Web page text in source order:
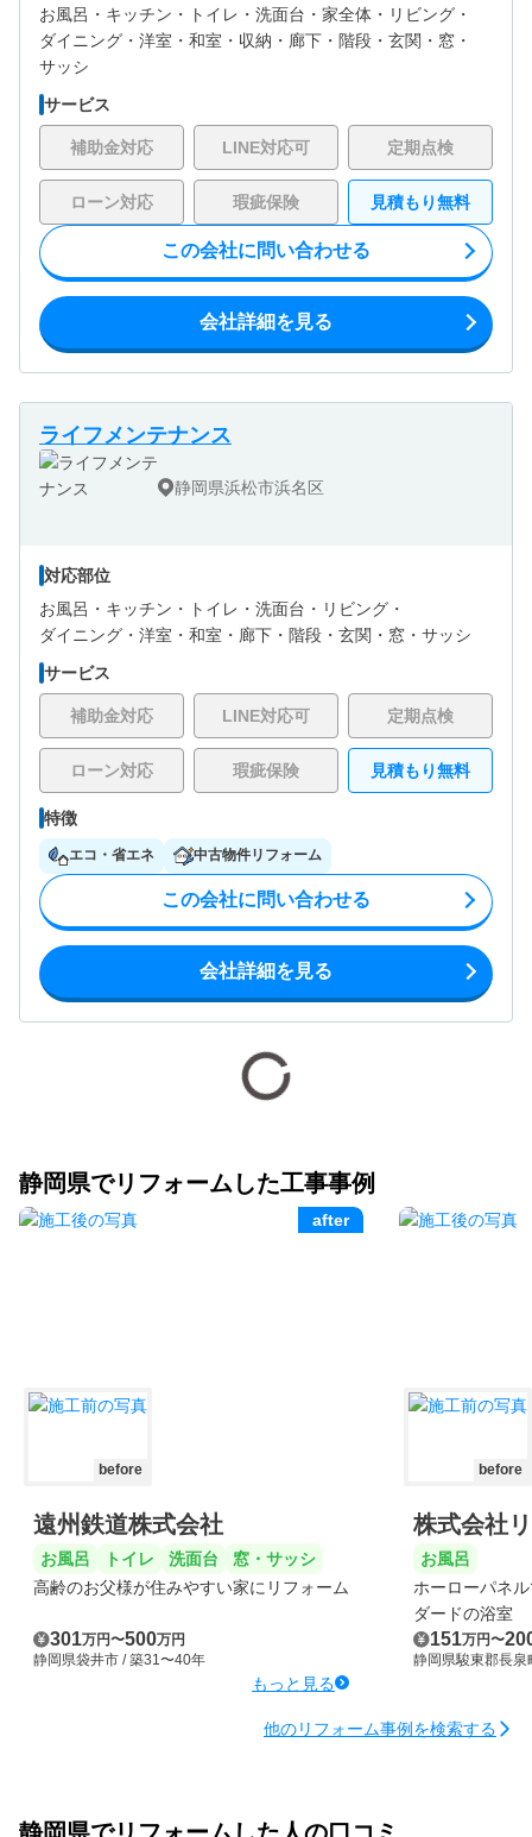
お風呂・ キッチン・ トイレ・ 洗面台・ 家全体・ リビング・
ダイニング・ 洋室・ 和室・ 収納・ 廊下・ 階段・ 玄関・ 窓・
サッシ
サービス
補助金対応 LINE対応可 定期点検
ローン対応 瑕疵保険 見積もり無料
この会社に問い合わせる
会社詳細を見る
ライフメンテナンス
静岡県浜松市浜名区
対応部位
お風呂・ キッチン・ トイレ・ 洗面台・ リビング・
ダイニング・ 洋室・ 和室・ 廊下・ 階段・ 玄関・ 窓・サッシ
サービス
補助金対応 LINE対応可 定期点検
ローン対応 瑕疵保険 見積もり無料
特徴
エコ・省エネ 中古物件リフォーム
この会社に問い合わせる
会社詳細を見る
静岡県でリフォームした工事事例
after
before
遠州鉄道株式会社
お風呂 トイレ 洗面台
窓・サッシ
高齢のお父様が住みやすい家にリフォーム
301万円〜500万円
静岡県袋井市 / 築31〜40年
もっと見る
before
株式会社
お風呂
ホーローパネ
ダードの浴室
151万円〜
静岡県駿東郡長泉
他のリフォーム事例を検索する
静岡県でリフォームした人の口コミ